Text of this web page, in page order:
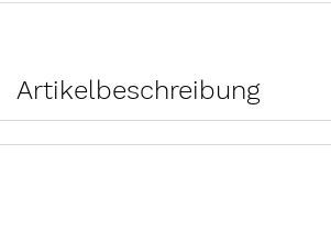
Artikelbeschreibung